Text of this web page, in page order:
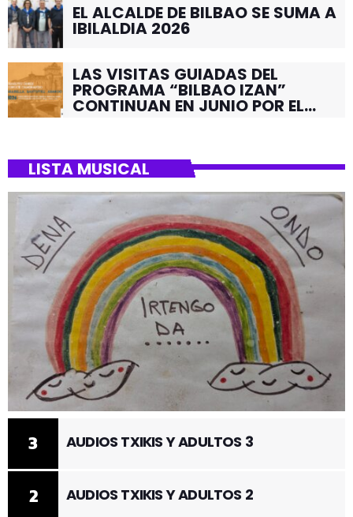
EL ALCALDE DE BILBAO SE SUMA A
IBILALDIA 2026
LAS VISITAS GUIADAS DEL
PROGRAMA “BILBAO IZAN”
CONTINUAN EN JUNIO POR EL
LISTA MUSICAL
2 AUDIOS TXIKIS Y ADULTOS 2
3 AUDIOS TXIKIS Y ADULTOS 3